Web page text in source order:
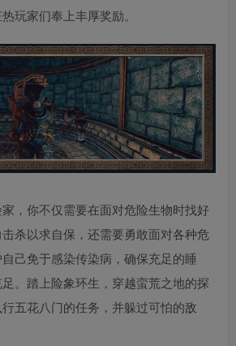
玩家们奉上丰厚奖励。
，你不仅需要在面对危险生物时找好
杀以求自保，还需要勇敢面对各种危
己免于感染传染病，确保充足的睡
。踏上险象环生，穿越蛮荒之地的探
五花八门的任务，并躲过可怕的敌